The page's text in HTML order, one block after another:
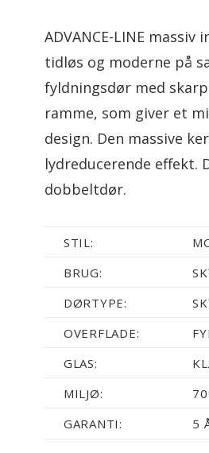
ADVANCE-LINE
tidløs og moderne på
fyldningsdør med
ramme, som giver et
design. Den massive
lydreducerende effekt.
dobbeltdør.
STIL:
BRUG:
DØRTYPE:
OVERFLADE:
GLAS:
MILJØ:
GARANTI:
5